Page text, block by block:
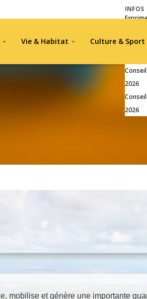
INFOS
Pré-
2026
2026
Vie & Habitat Culture & Sport